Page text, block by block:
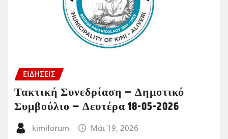
ΕΙΔΗΣΕΙΣ
Τακτική Συνεδρίαση – Δημοτικό
Συμβούλιο – Δευτέρα 18-05-2026
kimiforum Μάι 19, 2026